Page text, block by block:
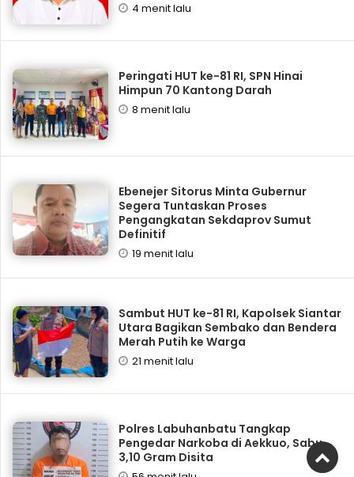
4 menit lalu
Peringati HUT ke-81 RI, SPN Hinai
Himpun 70 Kantong Darah
8 menit lalu
Ebenejer Sitorus Minta Gubernur
Segera Tuntaskan Proses
Pengangkatan Sekdaprov Sumut
Definitif
19 menit lalu
Sambut HUT ke-81 RI, Kapolsek Siantar
Utara Bagikan Sembako dan Bendera
Merah Putih ke Warga
21 menit lalu
Polres Labuhanbatu Tangkap
Pengedar Narkoba di Aekkuo, Sabu
3,10 Gram Disita